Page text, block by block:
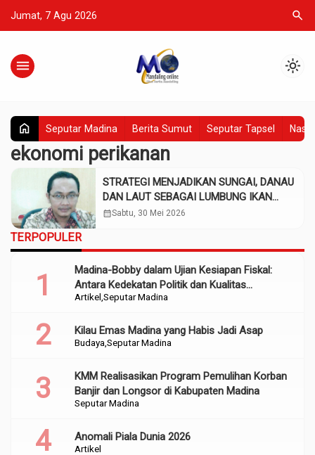
Jumat, 7 Agu 2026 search
menu light_mode
home Seputar Madina Berita Sumut Seputar Tapsel
ekonomi perikanan
STRATEGI MENJADIKAN SUNGAI, DANAU
DAN LAUT SEBAGAI LUMBUNG IKAN
NASIONAL
calendar_monthSabtu, 30 Mei 2026
TERPOPULER
Artikel Seputar Madina
Madina-Bobby dalam Ujian Kesiapan Fiskal:
Antara Kedekatan Politik dan Kualitas
Perencanaan
Budaya Seputar Madina
Kilau Emas Madina yang Habis Jadi Asap
Seputar Madina
KMM Realisasikan Program Pemulihan Korban
Banjir dan Longsor di Kabupaten Madina
Artikel
Anomali Piala Dunia 2026